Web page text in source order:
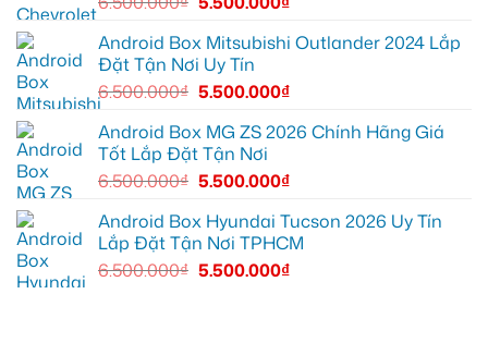
xem
YouTube
dẫn
đường
Android Box Mitsubishi Outlander 2024 Lắp
Đặt Tận Nơi Uy Tín
6.500.000₫ 5.500.000₫
Android Box MG ZS 2026 Chính Hãng Giá
Tốt Lắp Đặt Tận Nơi
6.500.000₫ 5.500.000₫
Android Box Hyundai Tucson 2026 Uy Tín
Lắp Đặt Tận Nơi TPHCM
6.500.000₫ 5.500.000₫